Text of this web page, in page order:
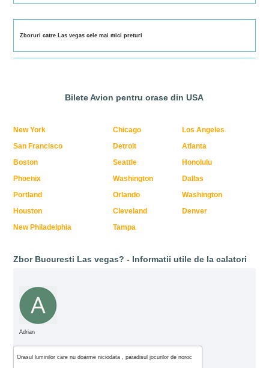
Zboruri catre Las vegas cele mai mici preturi
Bilete Avion pentru orase din USA
New York Chicago
Los Angeles
San Francisco
Detroit
Atlanta
Boston
Seattle
Honolulu
Phoenix
Washington
Dallas
Portland
Orlando
Washington
Houston
Cleveland
Denver
New Philadelphia
Tampa
Zbor Bucuresti Las vegas? - Informatii utile de la calatori
Adrian
Orasul luminilor care nu doarme niciodata , paradisul jocurilor de noroc